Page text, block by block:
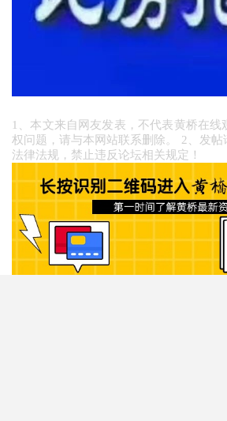
1、本文来自网友发表，不代表黄桥在线
权问题，请与本网站联系删除。 2、发
法律法规，禁止违反论坛相关规定！